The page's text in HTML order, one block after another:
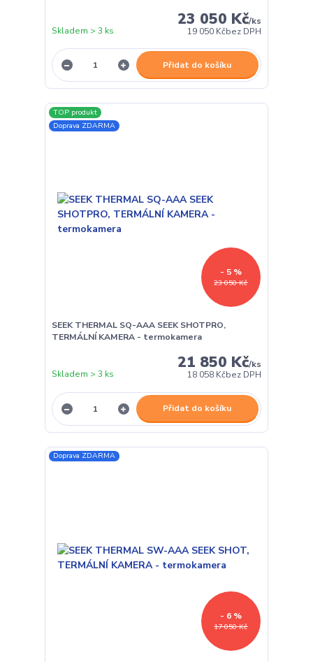
23 050 Kč/ks
19 050 Kčbez DPH
Skladem > 3 ks
Přidat do košíku
TOP produkt
Doprava ZDARMA
23 050 Kč
- 5 %
SEEK THERMAL SQ-AAA SEEK SHOTPRO,
TERMÁLNÍ KAMERA - termokamera
21 850 Kč/ks
18 058 Kčbez DPH
Skladem > 3 ks
Přidat do košíku
Doprava ZDARMA
17 050 Kč
- 6 %